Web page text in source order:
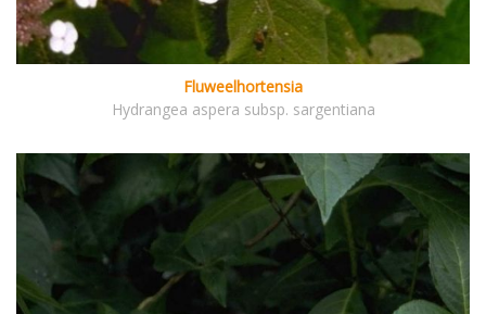
Fluweelhortensia
Hydrangea aspera subsp. sargentiana